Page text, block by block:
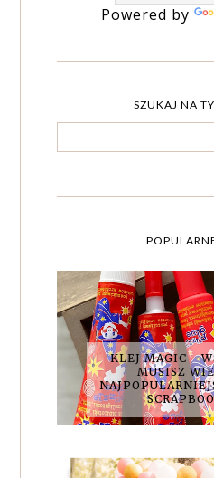
Powered by
SZUKAJ NA
KLEJ MAGIC -
MUSISZ